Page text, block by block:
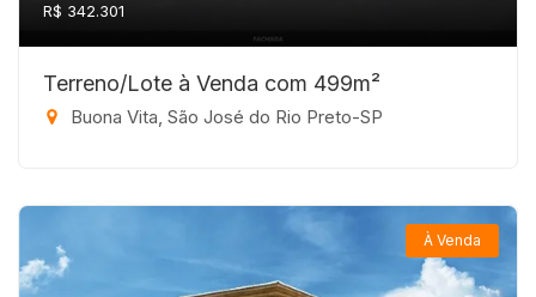
R$ 342.301
Terreno/Lote à Venda com 499m²
Buona Vita, São José do Rio Preto-SP
À Venda